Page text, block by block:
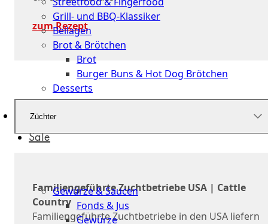
Grill- und BBQ-Klassiker
Beilagen
Brot & Brötchen
Brot
Burger Buns & Hot Dog Brötchen
Desserts
Neu
Sale
Gewürze & Saucen
Fonds & Jus
Gewürze
zum Rezept
Züchter
Familiengeführte Zuchtbetriebe USA | Cattle
Country
Familiengeführte Zuchtbetriebe in den USA liefern